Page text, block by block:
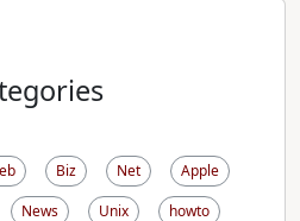
Biz Net
Apple
News Unix howto